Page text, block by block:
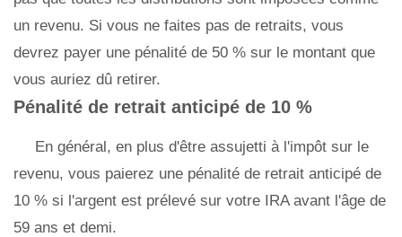
un revenu. Si vous ne faites pas de retraits, vous
devrez payer une pénalité de 50 % sur le montant que
vous auriez dû retirer.
Pénalité de retrait anticipé de 10 %
En général, en plus d'être assujetti à l'impôt sur le
revenu, vous paierez une pénalité de retrait anticipé de
10 % si l'argent est prélevé sur votre IRA avant l'âge de
59 ans et demi.